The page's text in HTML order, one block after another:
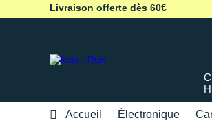
Livraison offerte dès 60€
Accueil Électronique